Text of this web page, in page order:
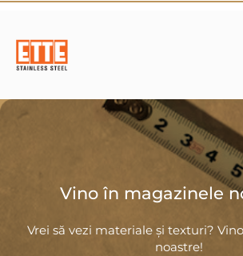
Vino în magazinele
Vrei să vezi materiale și texturi?
noastre!